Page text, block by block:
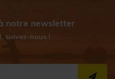
notre newsletter
suivez-nous !